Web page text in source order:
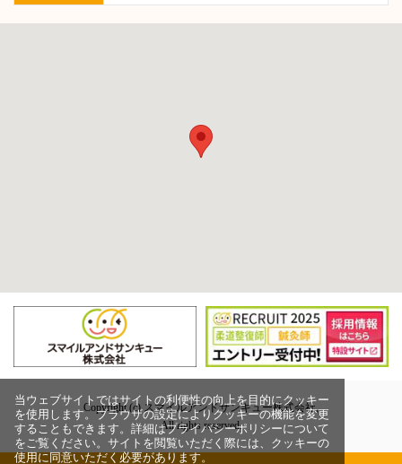
当ウェブサイトではサイトの利便性の向上を目的にクッキー
を使用します。ブラウザの設定によりクッキーの機能を変更
することもできます。詳細はプライバシーポリシーについて
をご覧ください。サイトを閲覧いただく際には、クッキーの
使用に同意いただく必要があります。
Copyright (c) スマイルアンドサンキュー株式会社,
All rights reserved.